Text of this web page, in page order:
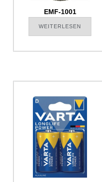
EMF-1001
WEITERLESEN